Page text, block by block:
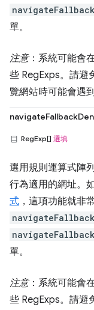
單。
注意：系統可能會
些 RegExps。請避
覽網站時可能會遇
RegExp[] 選填
選用規則運算式陣
行為適用的網址。
式 ，這項功能就非
單。
注意：系統可能會
些 RegExps。請避